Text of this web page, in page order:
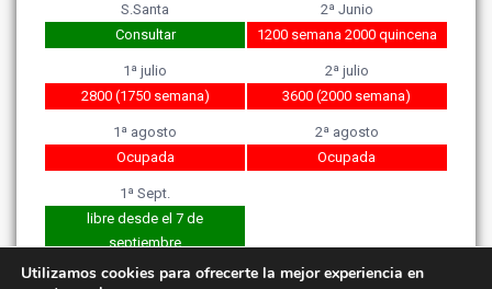
S.Santa
Consultar
2ª Junio
1200 semana 2000 quincena
1ª julio
2800 (1750 semana)
2ª julio
3600 (2000 semana)
1ª agosto
Ocupada
2ª agosto
Ocupada
1ª Sept.
libre desde el 7 de
septiembre
Utilizamos cookies para ofrecerte la mejor experiencia en